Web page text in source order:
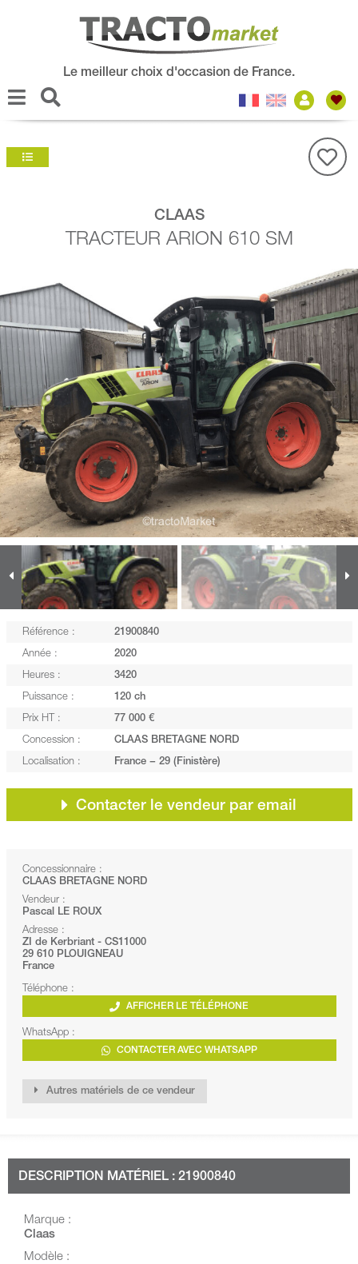
Le meilleur choix d'occasion de France.
CLAAS
TRACTEUR ARION 610 SM
Référence : 21900840
Année : 2020
Heures : 3420
Puissance : 120 ch
Prix HT : 77 000 €
Concession : CLAAS BRETAGNE NORD
Localisation : France − 29 (Finistère)
Contacter le vendeur par email
Concessionnaire :
CLAAS BRETAGNE NORD
Vendeur :
Pascal LE ROUX
Adresse :
ZI de Kerbriant - CS11000
29 610 PLOUIGNEAU
France
Téléphone :
AFFICHER LE TÉLÉPHONE
WhatsApp :
CONTACTER AVEC WHATSAPP
Autres matériels de ce vendeur
DESCRIPTION MATÉRIEL : 21900840
Marque :
Claas
Modèle :